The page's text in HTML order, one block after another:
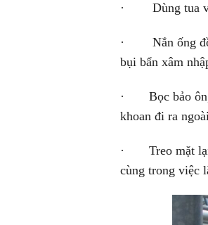
· Dùng tua vít
· Nắn ống
bụi bẩn xâm
· Bọc bảo ôn,
khoan đi ra
· Treo mặt
cùng trong việc